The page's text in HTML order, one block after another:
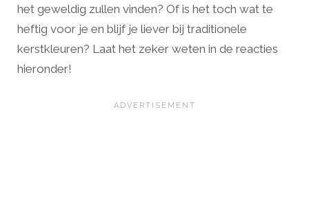
het geweldig zullen vinden? Of is het toch wat te
heftig voor je en blijf je liever bij traditionele
kerstkleuren? Laat het zeker weten in de reacties
hieronder!